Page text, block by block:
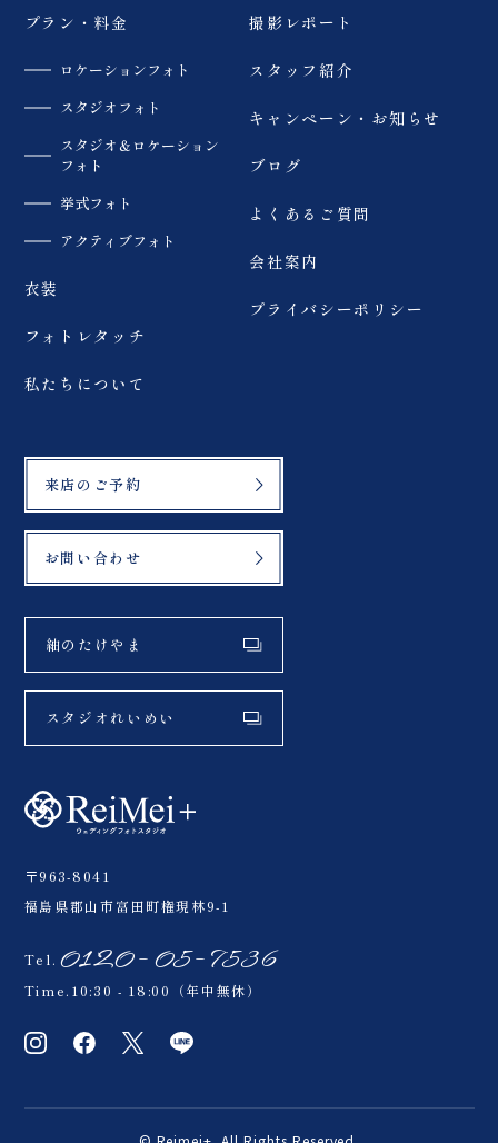
〒963-8041
福島県郡山市富田町権現林9-1
Tel. 0120-05-7536
Time.10:30 - 18:00（年中無休）
プラン・料金
ロケーションフォト
スタジオフォト
スタジオ＆ロケーション
フォト
挙式フォト
アクティブフォト
衣装
フォトレタッチ
私たちについて
撮影レポート
スタッフ紹介
キャンペーン・お知らせ
ブログ
よくあるご質問
会社案内
プライバシーポリシー
来店のご予約
お問い合わせ
紬のたけやま
スタジオれいめい